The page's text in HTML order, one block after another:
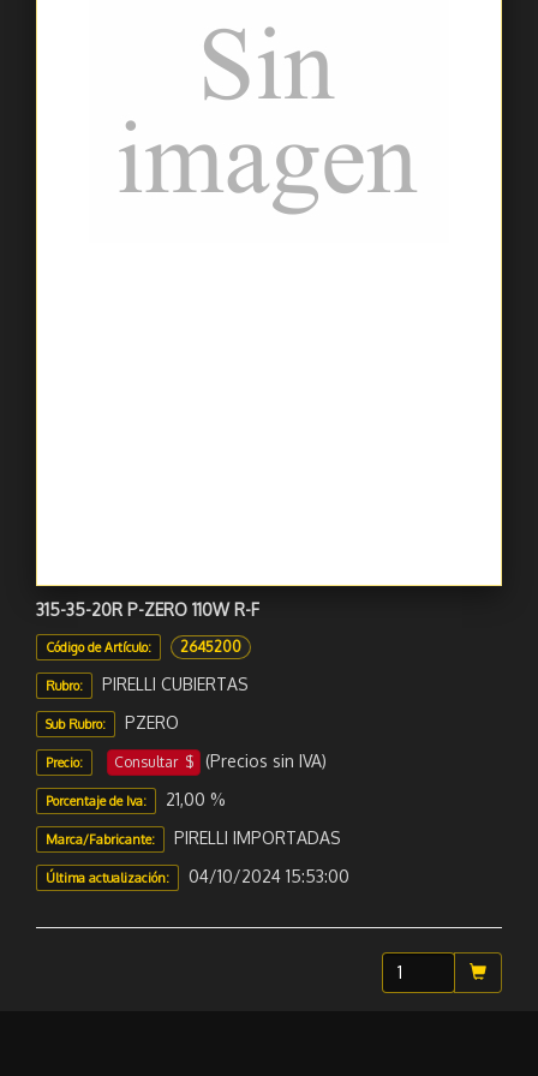
315-35-20R P-ZERO 110W R-F
Código de Artículo: 2645200
Rubro: PIRELLI CUBIERTAS
Sub Rubro: PZERO
Precio: Consultar $ (Precios sin IVA)
Porcentaje de Iva: 21,00 %
Marca/Fabricante: PIRELLI IMPORTADAS
Última actualización: 04/10/2024 15:53:00